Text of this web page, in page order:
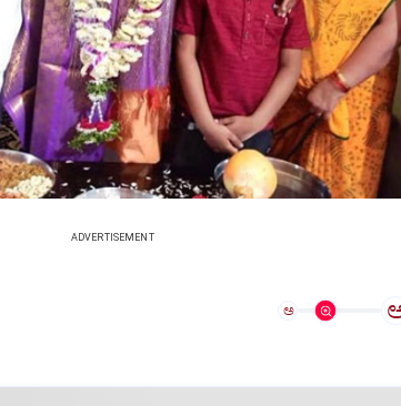
ADVERTISEMENT
ಅ